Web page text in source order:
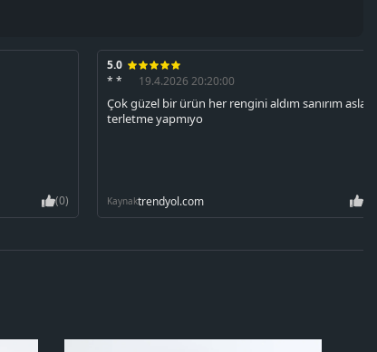
(0)
5.0
* *
19.4.2026 20:20:00
Çok güzel bir ürün her rengini aldım sanırım asla
terletme yapmıyo
Kaynaktrendyol.com